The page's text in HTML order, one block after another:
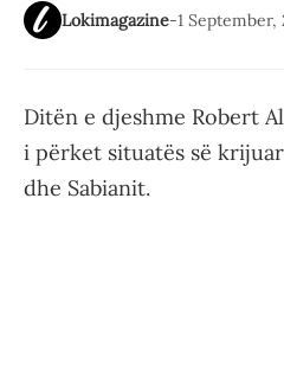
Lokimagazine-1 September,
Ditën e djeshme Robert
i përket situatës së
dhe Sabianit.